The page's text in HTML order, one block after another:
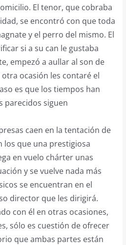
El tenor, que cobraba
se encontró con que toda
y el perro del mismo. El
si a su can le gustaba
empezó a aullar al son de
ocasión les contaré el
es que los tiempos han
parecidos siguen
caen en la tentación de
que una prestigiosa
en vuelo chárter unas
y se vuelve nada más
se encuentran en el
director que les dirigirá.
con él en otras ocasiones,
sólo es cuestión de ofrecer
que ambas partes están